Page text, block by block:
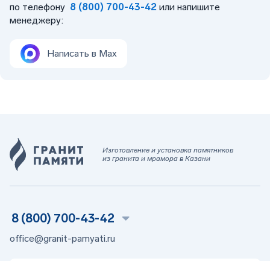
по телефону 8 (800) 700-43-42 или напишите
менеджеру:
Написать в Max
Изготовление и установка памятников
из гранита и мрамора в Казани
8 (800) 700-43-42
office@granit-pamyati.ru